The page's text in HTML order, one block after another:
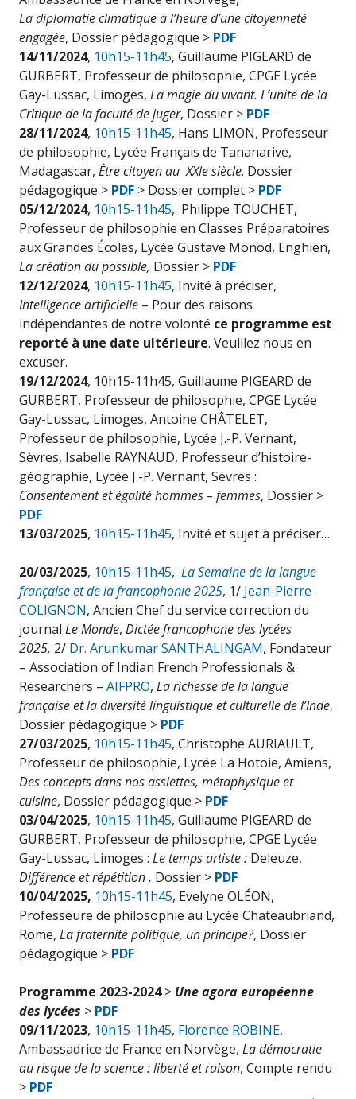
La diplomatie climatique à l’heure d’une citoyenneté
engagée, Dossier pédagogique > PDF
14/11/2024, 10h15-11h45, Guillaume PIGEARD de
GURBERT, Professeur de philosophie, CPGE Lycée
Gay-Lussac, Limoges, La magie du vivant. L’unité de la
Critique de la faculté de juger, Dossier > PDF
28/11/2024, 10h15-11h45, Hans LIMON, Professeur
de philosophie, Lycée Français de Tananarive,
Madagascar, Être citoyen au XXle siècle. Dossier
pédagogique > PDF > Dossier complet > PDF
05/12/2024, 10h15-11h45, Philippe TOUCHET,
Professeur de philosophie en Classes Préparatoires
aux Grandes Écoles, Lycée Gustave Monod, Enghien,
La création du possible, Dossier > PDF
12/12/2024, 10h15-11h45, Invité à préciser,
Intelligence artificielle – Pour des raisons
indépendantes de notre volonté ce programme est
reporté à une date ultérieure. Veuillez nous en
excuser.
19/12/2024, 10h15-11h45, Guillaume PIGEARD de
GURBERT, Professeur de philosophie, CPGE Lycée
Gay-Lussac, Limoges, Antoine CHÂTELET,
Professeur de philosophie, Lycée J.-P. Vernant,
Sèvres, Isabelle RAYNAUD, Professeur d’histoire-
géographie, Lycée J.-P. Vernant, Sèvres :
Consentement et égalité hommes – femmes, Dossier >
PDF
13/03/2025, 10h15-11h45, Invité et sujet à préciser…
20/03/2025, 10h15-11h45, La Semaine de la langue
française et de la francophonie 2025, 1/ Jean-Pierre
COLIGNON, Ancien Chef du service correction du
journal Le Monde, Dictée francophone des lycées
2025, 2/ Dr. Arunkumar SANTHALINGAM, Fondateur
– Association of Indian French Professionals &
Researchers – AIFPRO, La richesse de la langue
française et la diversité linguistique et culturelle de l’Inde,
Dossier pédagogique > PDF
27/03/2025, 10h15-11h45, Christophe AURIAULT,
Professeur de philosophie, Lycée La Hotoie, Amiens,
Des concepts dans nos assiettes, métaphysique et
cuisine, Dossier pédagogique > PDF
03/04/2025, 10h15-11h45, Guillaume PIGEARD de
GURBERT, Professeur de philosophie, CPGE Lycée
Gay-Lussac, Limoges : Le temps artiste : Deleuze,
Différence et répétition , Dossier > PDF
10/04/2025, 10h15-11h45, Evelyne OLÉON,
Professeure de philosophie au Lycée Chateaubriand,
Rome, La fraternité politique, un principe?, Dossier
pédagogique > PDF
Programme 2023-2024> Une agora européenne
des lycées > PDF
09/11/2023, 10h15-11h45, Florence ROBINE,
Ambassadrice de France en Norvège, La démocratie
au risque de la science : liberté et raison, Compte rendu
> PDF